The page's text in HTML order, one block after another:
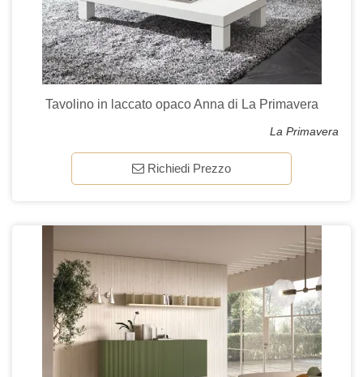
Tavolino in laccato opaco Anna di La Primavera
La Primavera
Richiedi Prezzo